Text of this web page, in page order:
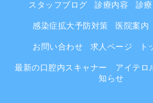
スタッフブログ 診療内容 診
感染症拡大予防対策 医院案内
お問い合わせ 求人ページ ト
最新の口腔内スキャナー アイテロ
知らせ